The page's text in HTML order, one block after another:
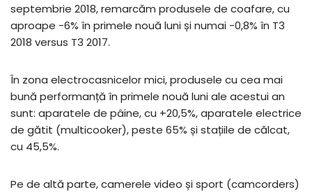
septembrie 2018, remarcăm produsele de coafare, cu
aproape -6% în primele nouă luni și numai -0,8% în T3
2018 versus T3 2017.
În zona electrocasnicelor mici, produsele cu cea mai
bună performanță în primele nouă luni ale acestui an
sunt: aparatele de pâine, cu +20,5%, aparatele electrice
de gătit (multicooker), peste 65% și stațiile de călcat,
cu 45,5%.
Pe de altă parte, camerele video și sport (camcorders)